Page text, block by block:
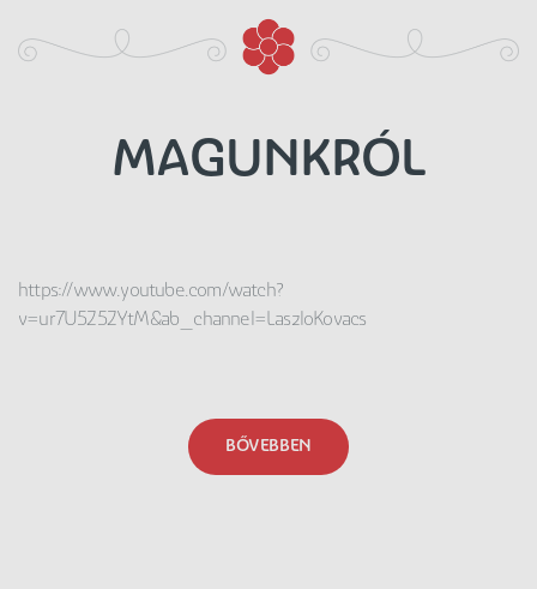
MAGUNKRÓL
https://www.youtube.com/watch?
v=ur7U5Z5ZYtM&ab_channel=LaszloKovacs
BŐVEBBEN